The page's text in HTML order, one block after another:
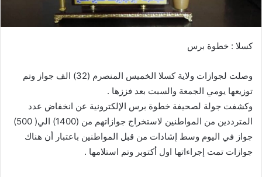
ك
ت
كسلا : خطوة برس
وصلت لجوازات ولاية كسلا الخميس المنصرم (32) الف جواز وتم
توزيعها يومي الجمعة والسبت بعد فززها .
وكشفت جولة لصحيفة خطوة برس الإلكترونية عن انخفاض عدد
المترددين من المواطنين لاستخراج جوازاتهم من (1400) الي( 500)
جواز في اليوم وسط إشادات من قبل المواطنين باعتبار أن هناك
جوازات تمت إجراءاتها اول أكتوبر وتم استلامها .